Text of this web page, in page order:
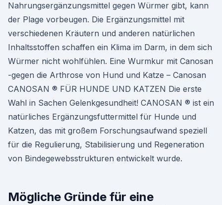
Nahrungsergänzungsmittel gegen Würmer gibt, kann
der Plage vorbeugen. Die Ergänzungsmittel mit
verschiedenen Kräutern und anderen natürlichen
Inhaltsstoffen schaffen ein Klima im Darm, in dem sich
Würmer nicht wohlfühlen. Eine Wurmkur mit Canosan
-gegen die Arthrose von Hund und Katze – Canosan
CANOSAN ® FÜR HUNDE UND KATZEN Die erste
Wahl in Sachen Gelenkgesundheit! CANOSAN ® ist ein
natürliches Ergänzungsfuttermittel für Hunde und
Katzen, das mit großem Forschungsaufwand speziell
für die Regulierung, Stabilisierung und Regeneration
von Bindegewebsstrukturen entwickelt wurde.
Mögliche Gründe für eine